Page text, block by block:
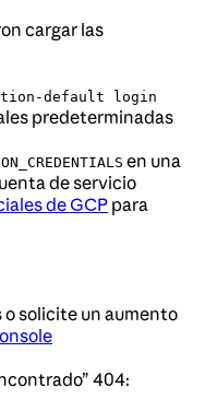
cargar las
default login
predeterminadas
en una
de servicio
de GCP para
solicite un aumento
404: